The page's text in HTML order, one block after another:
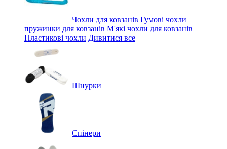
Чохли для ковзанів Гумові чохли
пружинки для ковзанів М'які чохли для ковзанів
Пластикові чохли Дивитися все
Шнурки
Спінери